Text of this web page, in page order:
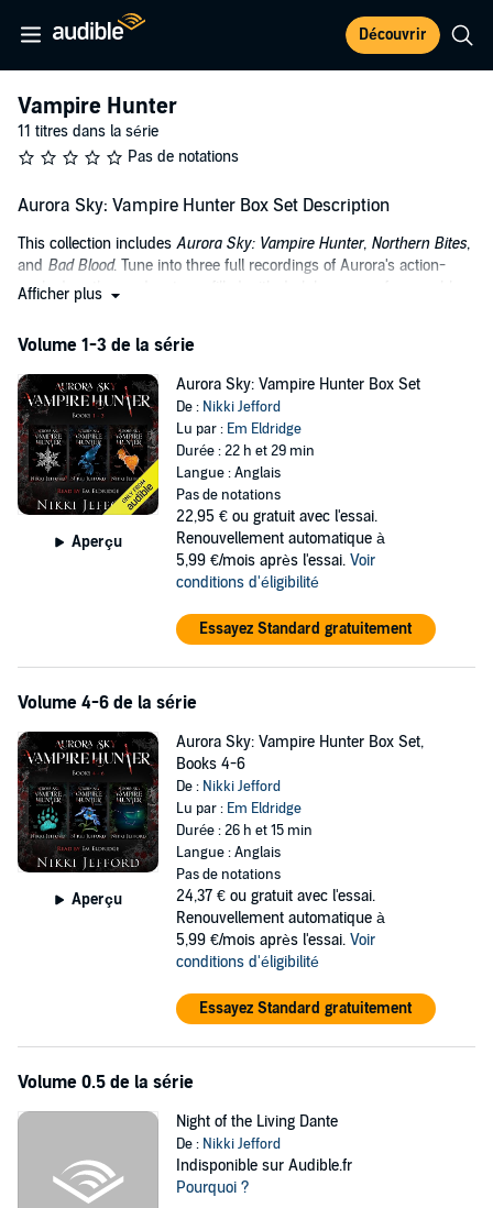
Découvrir
Vampire Hunter
11 titres dans la série
Pas de notations
Aurora Sky: Vampire Hunter Box Set Description
This collection includes Aurora Sky: Vampire Hunter, Northern Bites,
and Bad Blood. Tune into three full recordings of Aurora's action-
packed northern adventures filled with dark humor, unforeseeable
Aurora Sky: Vampire Hunter
Desperate to leave the darkness and cold of Alaska, 18-year-old
Aurora Sky suddenly finds herself entangled in a world of secret
government agents and vampires after a near fatal car crash
transforms her life forever.
Northern Bites(Book 2)
When a member of the unit's team is found dead, Aurora is sent
after a vampire in Sitka, but Aurora suspects the killer's much closer
College is starting, and so is Aurora's undercover work at a network
of swanky parties known as "Tastings" for high rolling vampires who
the prowl. An underground investigation is under way to find out
who killed one of Anchorage's high profile vampires...and Aurora is a
prime suspect.
©2012, 2013, 2014 Nikki Jefford (P)2016 Nikki Jefford
Afficher plus
Volume 1-3 de la série
Aperçu
Aurora Sky: Vampire Hunter Box Set
De : Nikki Jefford
Lu par : Em Eldridge
Durée : 22 h et 29 min
Langue : Anglais
Pas de notations
22,95 € ou gratuit avec l'essai.
Renouvellement automatique à
5,99 €/mois après l'essai. Voir
conditions d'éligibilité
Essayez Standard gratuitement
Volume 4-6 de la série
Aperçu
Aurora Sky: Vampire Hunter Box Set,
Books 4-6
De : Nikki Jefford
Lu par : Em Eldridge
Durée : 26 h et 15 min
Langue : Anglais
Pas de notations
24,37 € ou gratuit avec l'essai.
Renouvellement automatique à
5,99 €/mois après l'essai. Voir
conditions d'éligibilité
Essayez Standard gratuitement
Volume 0.5 de la série
Night of the Living Dante
De : Nikki Jefford
Indisponible sur Audible.fr
Pourquoi ?